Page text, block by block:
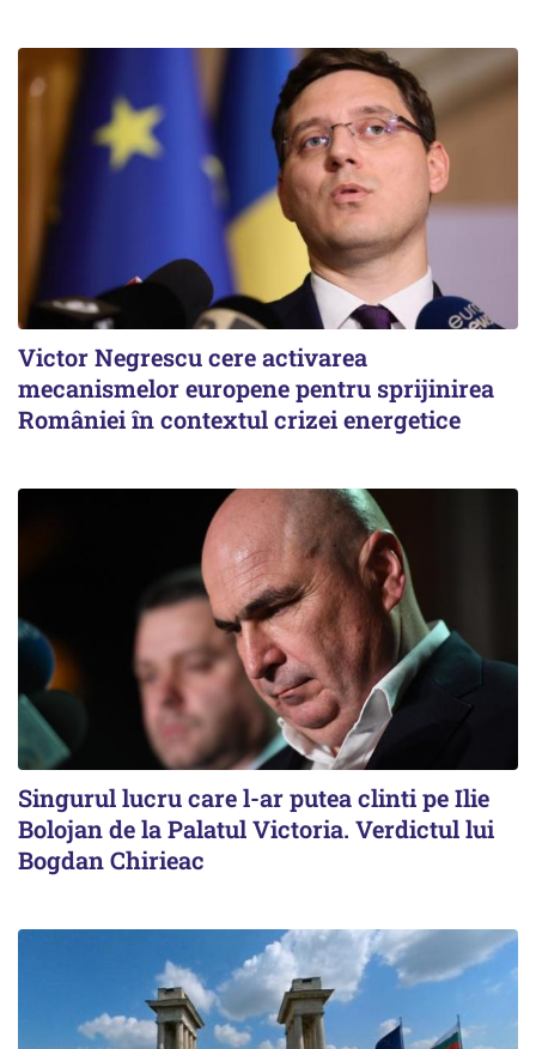
Victor Negrescu cere activarea
mecanismelor europene pentru sprijinirea
României în contextul crizei energetice
Singurul lucru care l-ar putea clinti pe Ilie
Bolojan de la Palatul Victoria. Verdictul lui
Bogdan Chirieac